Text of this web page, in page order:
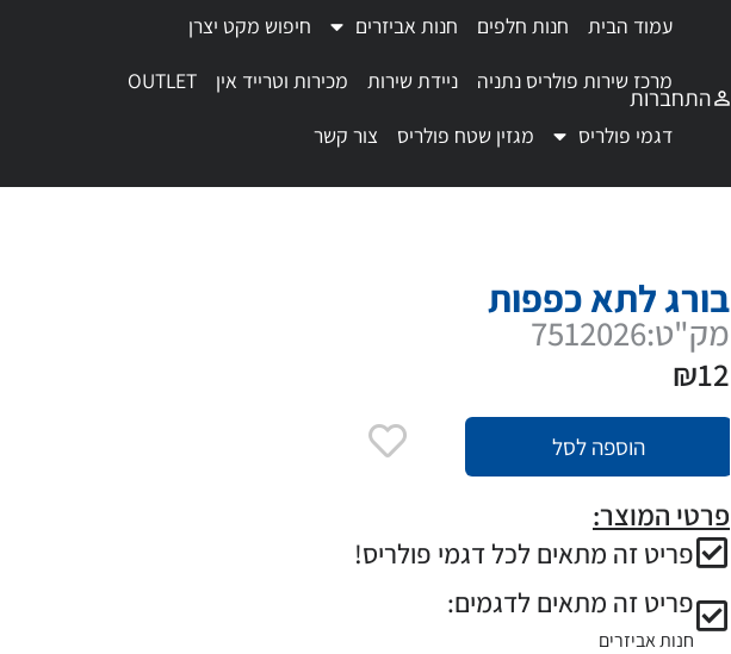
התחברות
עמוד הבית חנות חלפים חנות אביזרים
חיפוש מקט יצרן
מרכז שירות פולריס נתניה
ניידת שירות מכירות וטרייד אין
OUTLET
דגמי פולריס
מגזין שטח פולריס צור קשר
בורג לתא כפפות
מק"ט:7512026
₪12
הוספה לסל
פרטי המוצר:
פריט זה מתאים לכל דגמי פולריס!
פריט זה מתאים לדגמים:
חנות אביזרים